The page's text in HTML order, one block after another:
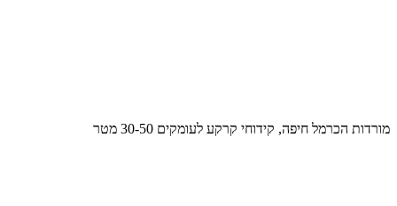
מורדות הכרמל חיפה, קידוחי קרקע לעומקים 30-50 מטר